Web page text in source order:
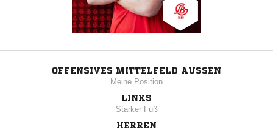
OFFENSIVES MITTELFELD AUSSEN
Meine Position
LINKS
Starker Fuß
HERREN